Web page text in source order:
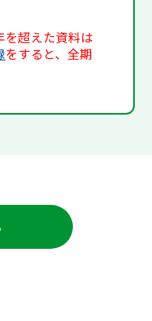
を超えた資料は
をすると、全期